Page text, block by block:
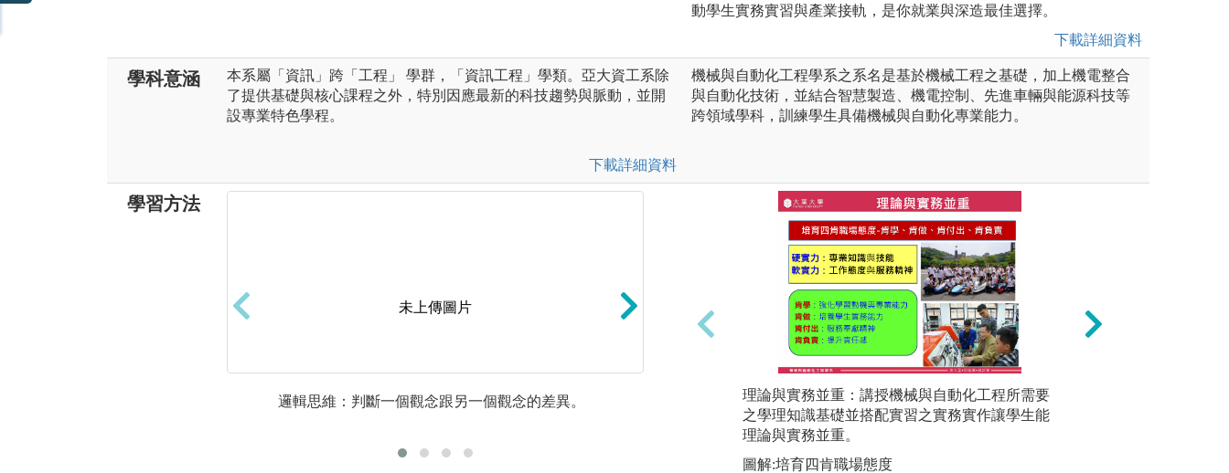
動學生實務實習與產業接軌，是你就業與深造最佳選擇。
下載詳細資料
學科意涵
本系屬「資訊」跨「工程」 學群，「資訊工程」學類。亞大資工系除
了提供基礎與核心課程之外，特別因應最新的科技趨勢與脈動，並開
設專業特色學程。
下載詳細資料
機械與自動化工程學系之系名是基於機械工程之基礎，加上機電整合
與自動化技術，並結合智慧製造、機電控制、先進車輛與能源科技等
跨領域學科，訓練學生具備機械與自動化專業能力。
學習方法
未上傳圖片
邏輯思維：判斷一個觀念跟另一個觀念的差異。
未上傳圖片
運算思維：運用工具分析各類資料。
理論與實務並重：講授機械與自動化工程所需要
之學理知識基礎並搭配實習之實務實作讓學生能
理論與實務並重。
圖解:培育四肯職場態度